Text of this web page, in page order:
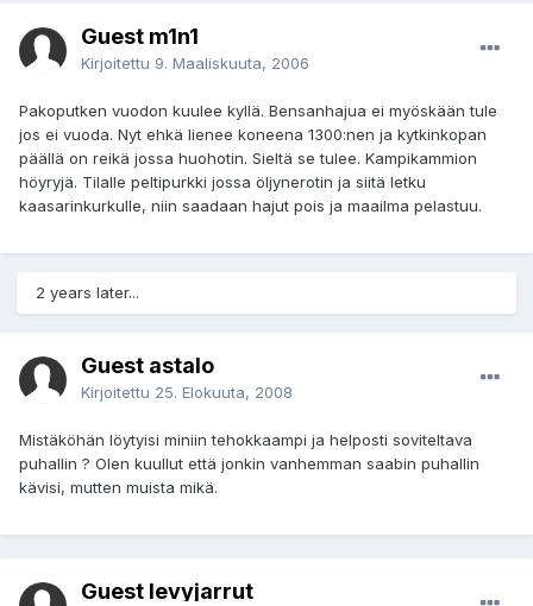
Guest m1n1
Kirjoitettu 9. Maaliskuuta, 2006
Pakoputken vuodon kuulee kyllä. Bensanhajua ei myöskään tule
jos ei vuoda. Nyt ehkä lienee koneena 1300:nen ja kytkinkopan
päällä on reikä jossa huohotin. Sieltä se tulee. Kampikammion
höyryjä. Tilalle peltipurkki jossa öljynerotin ja siitä letku
kaasarinkurkulle, niin saadaan hajut pois ja maailma pelastuu.
2 years later...
Guest astalo
Kirjoitettu 25. Elokuuta, 2008
Mistäköhän löytyisi miniin tehokkaampi ja helposti soviteltava
puhallin ? Olen kuullut että jonkin vanhemman saabin puhallin
kävisi, mutten muista mikä.
Guest levyjarrut